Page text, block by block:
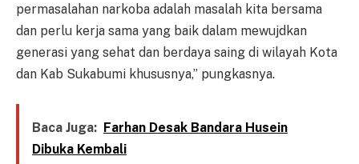
permasalahan narkoba adalah masalah kita bersama
dan perlu kerja sama yang baik dalam mewujdkan
generasi yang sehat dan berdaya saing di wilayah Kota
dan Kab Sukabumi khususnya,” pungkasnya.
Baca Juga: Farhan Desak Bandara Husein
Dibuka Kembali